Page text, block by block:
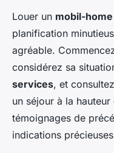
Louer un mobil-home
planification
agréable.
considérez sa
services, et
un séjour à la
témoignages de
indications